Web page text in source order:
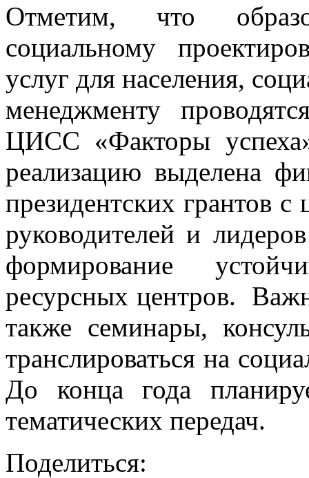
Отметим, что
социальному
услуг для населения,
менеджменту
ЦИСС «Факторы
реализацию выделена
президентских грантов
руководителей и
формирование
ресурсных центров.
также семинары,
транслироваться на
До конца года
тематических передач.
Поделиться: